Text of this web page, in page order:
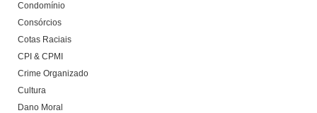
Condomínio
Consórcios
Cotas Raciais
CPI & CPMI
Crime Organizado
Cultura
Dano Moral